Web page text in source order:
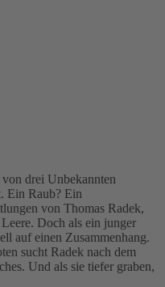
drei Unbekannten
Ein Raub? Ein
von Thomas Radek,
Doch als ein junger
auf einen Zusammenhang.
sucht Radek nach dem
Und als sie tiefer graben,